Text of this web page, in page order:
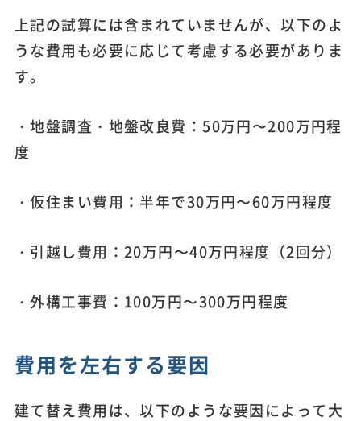
上記の試算には含まれていませんが、以下のよ
うな費用も必要に応じて考慮する必要がありま
す。
・地盤調査・地盤改良費：50万円〜200万円程
度
・仮住まい費用：半年で30万円〜60万円程度
・引越し費用：20万円〜40万円程度（2回分）
・外構工事費：100万円〜300万円程度
費用を左右する要因
建て替え費用は、以下のような要因によって大